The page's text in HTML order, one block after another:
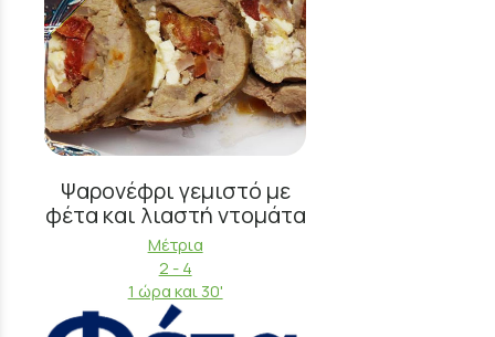
Ψαρονέφρι γεμιστό με
φέτα και λιαστή ντομάτα
Μέτρια
2 - 4
1 ώρα και 30'